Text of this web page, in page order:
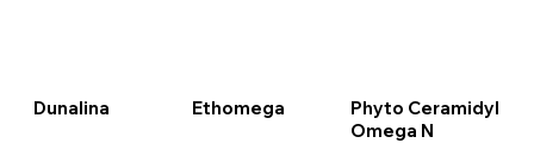
Dunalina Ethomega
Phyto Ceramidyl
Omega N